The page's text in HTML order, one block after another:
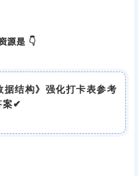
源是 👇
据结构》强化打卡表参考
案✔